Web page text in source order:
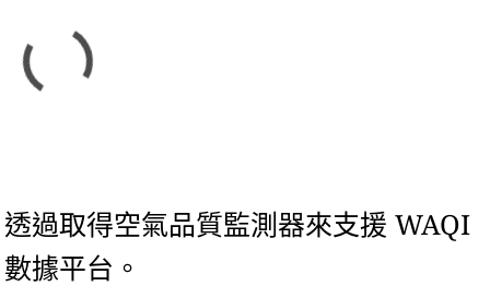
透過取得空氣品質監測器來支援 WAQI
數據平台。